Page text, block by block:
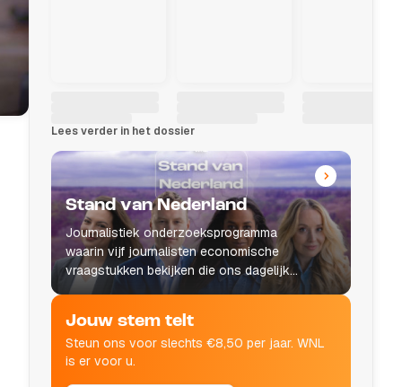
Lees verder in het dossier
Stand van Nederland
Journalistiek onderzoeksprogramma
waarin vijf journalisten economische
vraagstukken bekijken die ons dagelijks
leven raken.
Jouw stem telt
Steun ons voor slechts €8,50 per jaar. WNL
is er voor u.